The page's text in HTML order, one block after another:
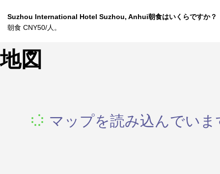
Suzhou International Hotel Suzhou, Anhui朝食はいくらですか？
朝食 CNY50/人。
地図
マップを読み込んでいま